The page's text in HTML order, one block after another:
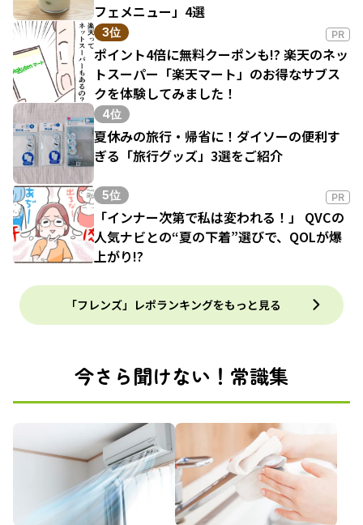
フェメニュー」4選
3位 PR
ポイント4倍に無料クーポンも!? 楽天のネッ
トスーパー「楽天マート」のお得なサブス
クを体験してみました！
4位
夏休みの旅行・帰省に！ダイソーの便利す
ぎる「旅行グッズ」3選をご紹介
5位 PR
「インナー次第で私は変われる！」 QVCの
人気ナビとの“夏の下着”選びで、QOLが爆
上がり!?
「フレンズ」レポランキングをもっと見る
今さら聞けない！常識集